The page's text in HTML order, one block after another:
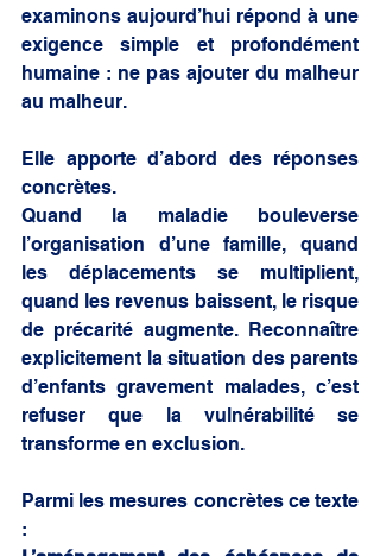
examinons aujourd’hui répond à une
exigence simple et profondément
humaine : ne pas ajouter du malheur
au malheur.
Elle apporte d’abord des réponses
concrètes.
Quand la maladie bouleverse
l’organisation d’une famille, quand
les déplacements se multiplient,
quand les revenus baissent, le risque
de précarité augmente. Reconnaître
explicitement la situation des parents
d’enfants gravement malades, c’est
refuser que la vulnérabilité se
transforme en exclusion.
Parmi les mesures concrètes ce texte
: